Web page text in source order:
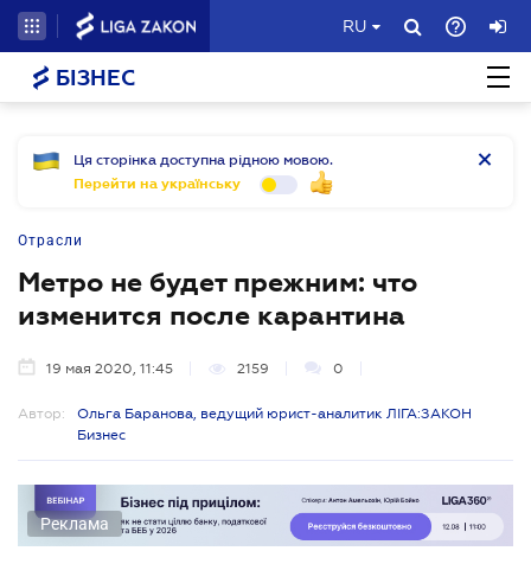
RU
БІЗНЕС
Ця сторінка доступна рідною мовою.
Перейти на українську
Отрасли
Метро не будет прежним: что
изменится после карантина
19 мая 2020, 11:45 2159 0
Автор:
Ольга Баранова, ведущий юрист-аналитик ЛІГА:ЗАКОН
Бизнес
Реклама